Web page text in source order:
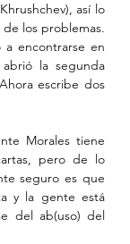
así lo
los problemas.
a encontrarse en
la segunda
escribe dos
Morales tiene
pero de lo
seguro es que
y la gente está
del ab(uso) del